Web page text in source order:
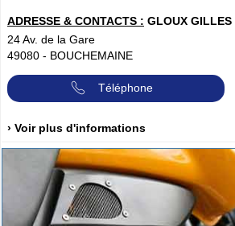
ADRESSE & CONTACTS : GLOUX GILLES
24 Av. de la Gare
49080 - BOUCHEMAINE
Téléphone
› Voir plus d'informations